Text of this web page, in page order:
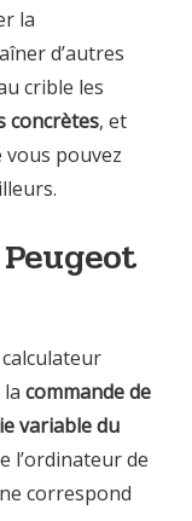
la
d’autres
crible les
concrètes, et
vous pouvez
commande de
variable du
l’ordinateur de
ne correspond